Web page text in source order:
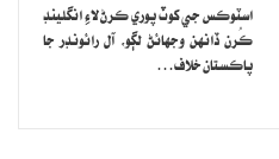
اسٽوڪس جي کوٽ پوري ڪرڻ لاءِ انگلينڊ
ڪُرن ڏانهن وجهائڻ لڳو، آل رائونڊر جا
پاڪستان خلاف…